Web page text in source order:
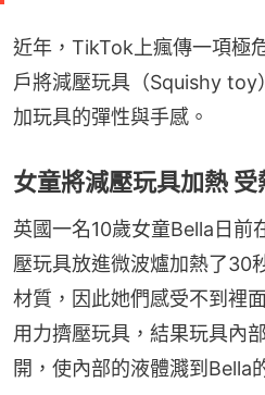
近年，TikTok上瘋傳一項極
戶將減壓玩具（Squishy toy
加玩具的彈性與手感。
女童將減壓玩具加熱
英國一名10歲女童Bella日前
壓玩具放進微波爐加熱了30
材質，因此她們感受不到裡
用力擠壓玩具，結果玩具內
開，使內部的液體濺到Bella